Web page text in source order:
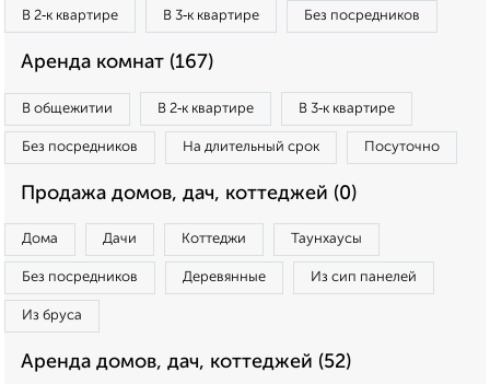
В 2‑к квартире В 3‑к квартире Без посредников
Аренда комнат (167)
В общежитии В 2‑к квартире В 3‑к квартире
Без посредников На длительный срок Посуточно
Продажа домов, дач, коттеджей (0)
Дома Дачи Коттеджи Таунхаусы
Без посредников Деревянные Из сип панелей
Из бруса
Аренда домов, дач, коттеджей (52)